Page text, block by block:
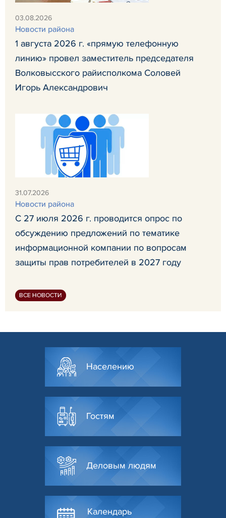
03.08.2026
Новости района
1 августа 2026 г. «прямую телефонную
линию» провел заместитель председателя
Волковысского райисполкома Соловей
Игорь Александрович
31.07.2026
Новости района
С 27 июля 2026 г. проводится опрос по
обсуждению предложений по тематике
информационной компании по вопросам
защиты прав потребителей в 2027 году
ВСЕ НОВОСТИ
Населению
Гостям
Деловым людям
Календарь